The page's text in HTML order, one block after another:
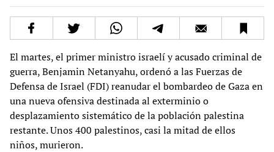
El martes, el primer ministro israelí y acusado criminal de
guerra, Benjamin Netanyahu, ordenó a las Fuerzas de
Defensa de Israel (FDI) reanudar el bombardeo de Gaza en
una nueva ofensiva destinada al exterminio o
desplazamiento sistemático de la población palestina
restante. Unos 400 palestinos, casi la mitad de ellos
niños, murieron.